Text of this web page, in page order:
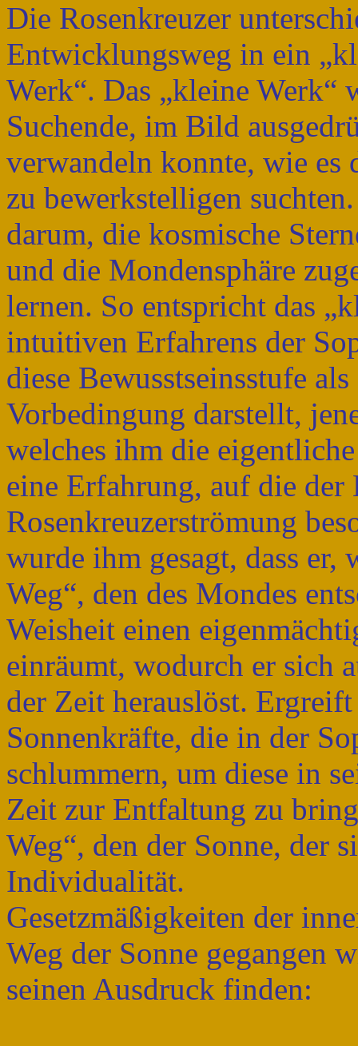
Die Rosenkreuzer
Entwicklungsweg in ein
Werk“. Das „kleine Werk“
Suchende, im Bild
verwandeln konnte, wie es
zu bewerkstelligen
darum, die kosmische
und die Mondensphäre
lernen. So entspricht das
intuitiven Erfahrens der
diese Bewusstseinsstufe
Vorbedingung darstellt,
welches ihm die
eine Erfahrung, auf die
Rosenkreuzerströmung
wurde ihm gesagt, dass er,
Weg“, den des Mondes
Weisheit einen
einräumt, wodurch er sich
der Zeit herauslöst.
Sonnenkräfte, die in der
schlummern, um diese in
Zeit zur Entfaltung zu
Weg“, den der Sonne, der
Individualität.
Gesetzmäßigkeiten der
Weg der Sonne gegangen
seinen Ausdruck finden: